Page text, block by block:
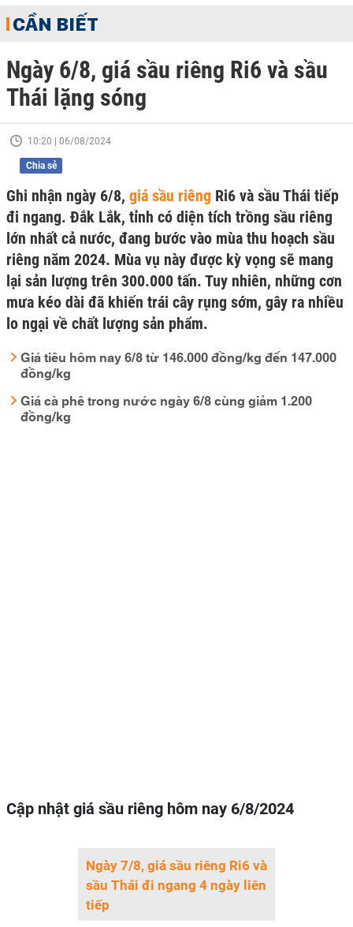
CẦN BIẾT
Ngày 6/8, giá sầu riêng Ri6 và sầu
Thái lặng sóng
10:20 | 06/08/2024
Chia sẻ
Ghi nhận ngày 6/8, giá sầu riêng Ri6 và sầu Thái tiếp
đi ngang. Đắk Lắk, tỉnh có diện tích trồng sầu riêng
lớn nhất cả nước, đang bước vào mùa thu hoạch sầu
riêng năm 2024. Mùa vụ này được kỳ vọng sẽ mang
lại sản lượng trên 300.000 tấn. Tuy nhiên, những cơn
mưa kéo dài đã khiến trái cây rụng sớm, gây ra nhiều
lo ngại về chất lượng sản phẩm.
Giá tiêu hôm nay 6/8 từ 146.000 đồng/kg đến 147.000
đồng/kg
Giá cà phê trong nước ngày 6/8 cùng giảm 1.200
đồng/kg
Cập nhật giá sầu riêng hôm nay 6/8/2024
Ngày 7/8, giá sầu riêng Ri6 và
sầu Thái đi ngang 4 ngày liên
tiếp